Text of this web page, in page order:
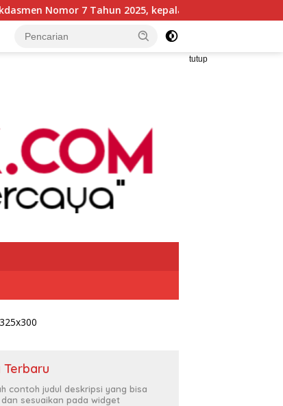
kepala SMKN 5 Batam disorot Usai Menjabat Kepala
tutup
contoh judul deskripsi yang bisa
sesuaikan pada widget